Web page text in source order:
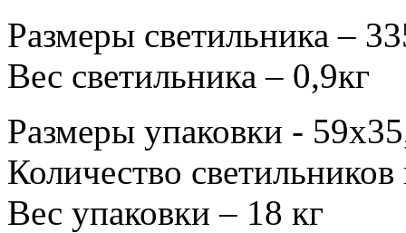
Размеры светильника –
Вес светильника – 0,9кг
Размеры упаковки -
Количество
Вес упаковки – 18 кг